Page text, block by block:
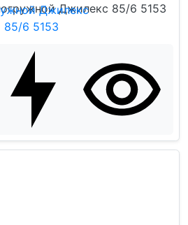
Джилекс 85/6 5153